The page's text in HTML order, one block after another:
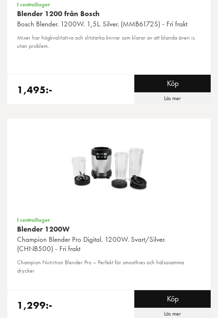
I centrallager
Blender 1200 från Bosch
Bosch Blender. 1200W. 1,5L. Silver. (MMB6172S) - Fri frakt
Mixer har högkvalitativa och slitstarka knivar som klarar av att blanda även is
utan problem.
1,495:- Köp
Läs mer
I centrallager
Blender 1200W
Champion Blender Pro Digital. 1200W. Svart/Silver.
(CHNB500) - Fri frakt
Champion Nutrition Blender Pro – Perfekt för smoothies och hälsosamma
drycker
1,299:- Köp
Läs mer